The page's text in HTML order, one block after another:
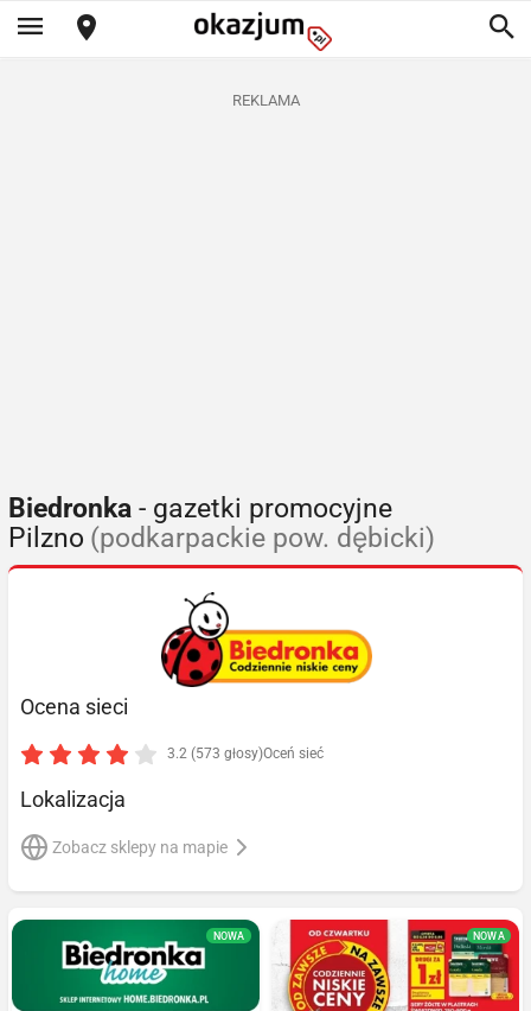
REKLAMA
Biedronka - gazetki promocyjne
Pilzno (podkarpackie pow. dębicki)
Ocena sieci
3.2 (573 głosy)Oceń sieć
Lokalizacja
Zobacz sklepy na mapie
NOWA NOWA